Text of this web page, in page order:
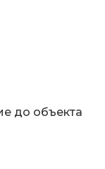
до объекта